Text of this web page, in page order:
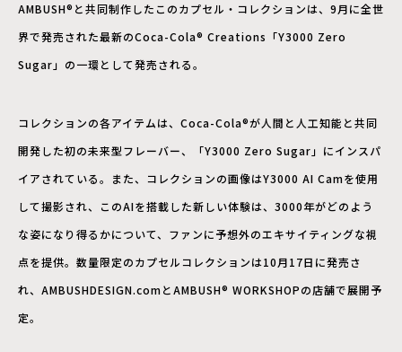
AMBUSH®と共同制作したこのカプセル・コレクションは、9月に全世
界で発売された最新のCoca-Cola® Creations「Y3000 Zero
Sugar」の一環として発売される。
コレクションの各アイテムは、Coca-Cola®が人間と人工知能と共同
開発した初の未来型フレーバー、「Y3000 Zero Sugar」にインスパ
イアされている。また、コレクションの画像はY3000 AI Camを使用
して撮影され、このAIを搭載した新しい体験は、3000年がどのよう
な姿になり得るかについて、ファンに予想外のエキサイティングな視
点を提供。数量限定のカプセルコレクションは10月17日に発売さ
れ、AMBUSHDESIGN.comとAMBUSH® WORKSHOPの店舗で展開予
定。